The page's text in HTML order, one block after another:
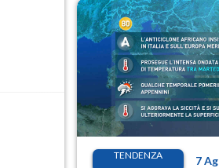
TENDENZA 7